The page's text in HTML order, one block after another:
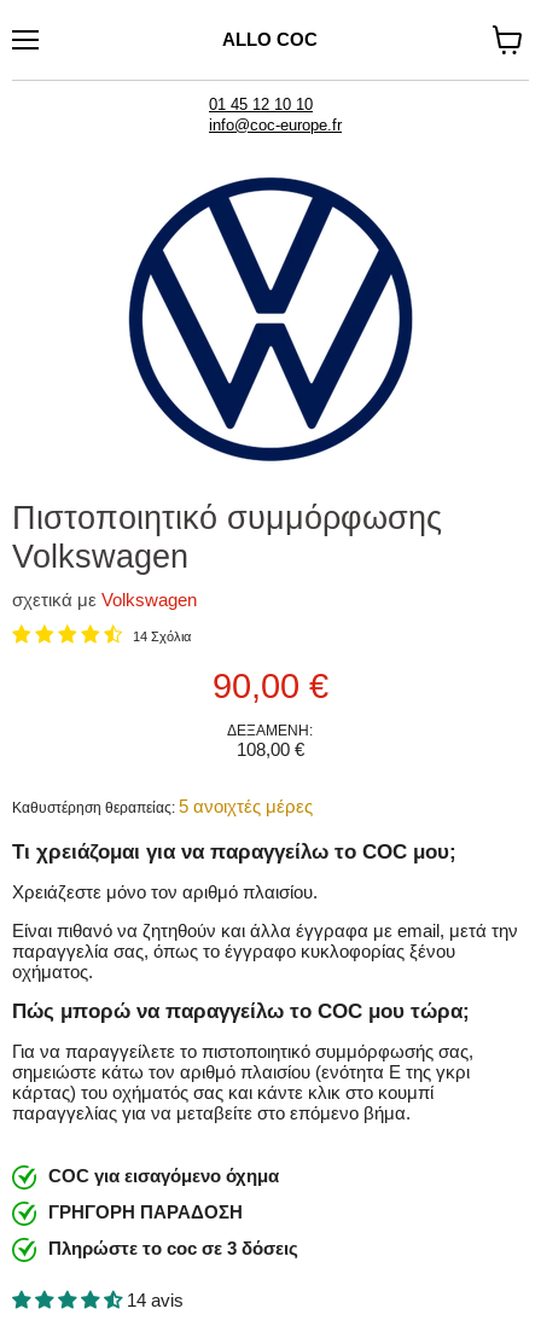
ALLO COC
01 45 12 10 10
info@coc-europe.fr
καλάθι
Πιστοποιητικό συμμόρφωσης
Volkswagen
σχετικά με Volkswagen
14 Σχόλια
Τρέχουσα τιμή
90,00 €
ΔΕΞΑΜΕΝΗ:
108,00 €
Καθυστέρηση θεραπείας: 5 ανοιχτές μέρες
Τι χρειάζομαι για να παραγγείλω το COC μου;
Χρειάζεστε μόνο τον αριθμό πλαισίου.
Είναι πιθανό να ζητηθούν και άλλα έγγραφα με email, μετά την
παραγγελία σας, όπως το έγγραφο κυκλοφορίας ξένου
οχήματος.
Πώς μπορώ να παραγγείλω το COC μου τώρα;
Για να παραγγείλετε το πιστοποιητικό συμμόρφωσής σας,
σημειώστε κάτω τον αριθμό πλαισίου (ενότητα Ε της γκρι
κάρτας) του οχήματός σας και κάντε κλικ στο κουμπί
παραγγελίας για να μεταβείτε στο επόμενο βήμα.
COC για εισαγόμενο όχημα
ΓΡΗΓΟΡΗ ΠΑΡΑΔΟΣΗ
Πληρώστε το coc σε 3 δόσεις
14 avis